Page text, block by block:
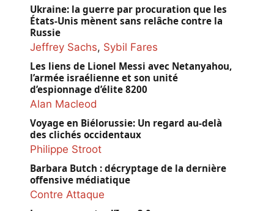
Ukraine: la guerre par procuration que les
États-Unis mènent sans relâche contre la
Russie
Jeffrey Sachs, Sybil Fares
Les liens de Lionel Messi avec Netanyahou,
l’armée israélienne et son unité
d’espionnage d’élite 8200
Alan Macleod
Voyage en Biélorussie: Un regard au-delà
des clichés occidentaux
Philippe Stroot
Barbara Butch : décryptage de la dernière
offensive médiatique
Contre Attaque